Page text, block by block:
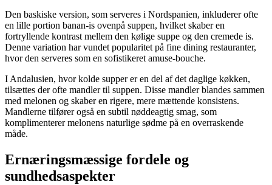
Den baskiske version, som serveres i Nordspanien, inkluderer ofte
en lille portion banan-is ovenpå suppen, hvilket skaber en
fortryllende kontrast mellem den kølige suppe og den cremede is.
Denne variation har vundet popularitet på fine dining restauranter,
hvor den serveres som en sofistikeret amuse-bouche.
I Andalusien, hvor kolde supper er en del af det daglige køkken,
tilsættes der ofte mandler til suppen. Disse mandler blandes sammen
med melonen og skaber en rigere, mere mættende konsistens.
Mandlerne tilfører også en subtil nøddeagtig smag, som
komplimenterer melonens naturlige sødme på en overraskende
måde.
Ernæringsmæssige fordele og
sundhedsaspekter